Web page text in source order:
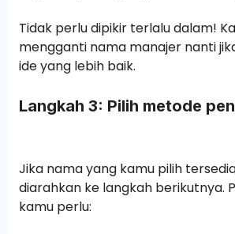
Tidak perlu dipikir terlalu dalam!
mengganti nama manajer nanti
ide yang lebih baik.
Langkah 3: Pilih metode
Jika nama yang kamu pilih
diarahkan ke langkah berikutnya.
kamu perlu: